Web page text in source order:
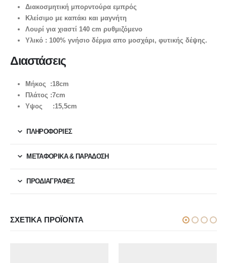
Διακοσμητική μπορντούρα εμπρός
Κλείσιμο με καπάκι και μαγνήτη
Λουρί για χιαστί 140 cm ρυθμιζόμενο
Υλικό : 100% γνήσιο δέρμα απο μοσχάρι, φυτικής δέψης.
Διαστάσεις
Μήκος :18cm
Πλάτος :7cm
Υψος :15,5cm
ΠΛΗΡΟΦΟΡΙΕΣ
ΜΕΤΑΦΟΡΙΚΆ & ΠΑΡΆΔΟΣΗ
ΠΡΟΔΙΑΓΡΑΦΕΣ
ΣΧΕΤΙΚΆ ΠΡΟΪΌΝΤΑ